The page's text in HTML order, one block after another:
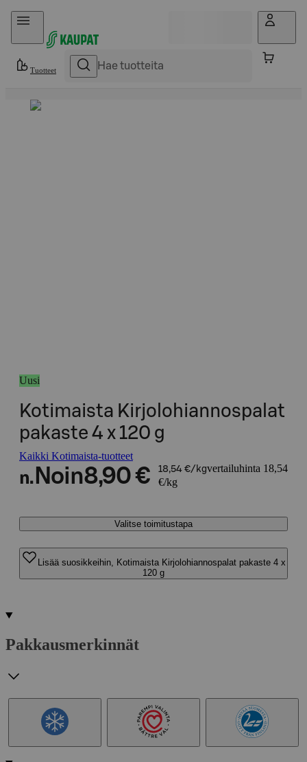
Hyppää sisältöön
Tuotteet
Uusi
Kotimaista Kirjolohiannospalat
pakaste 4 x 120 g
Kaikki Kotimaista-tuotteet
n. Noin8,90 € 18,54 €/kgvertailuhinta 18,54
€/kg
Valitse toimitustapa
Lisää suosikkeihin, Kotimaista Kirjolohiannospalat pakaste 4 x
120 g
Pakkausmerkinnät